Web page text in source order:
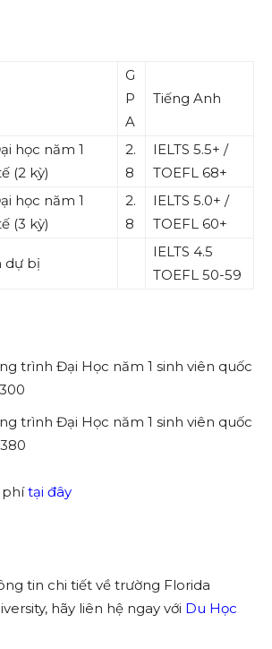
G
P
A
Tiếng Anh
học năm 1
(2 kỳ)
2.
8
IELTS 5.5+ /
TOEFL 68+
học năm 1
(3 kỳ)
2.
8
IELTS 5.0+ /
TOEFL 60+
dự bị
IELTS 4.5
TOEFL 50-59
trình Đại Học năm 1 sinh viên quốc
trình Đại Học năm 1 sinh viên quốc
phítại đây
tin chi tiết về trường Florida
hãy liên hệ ngay với Du Học